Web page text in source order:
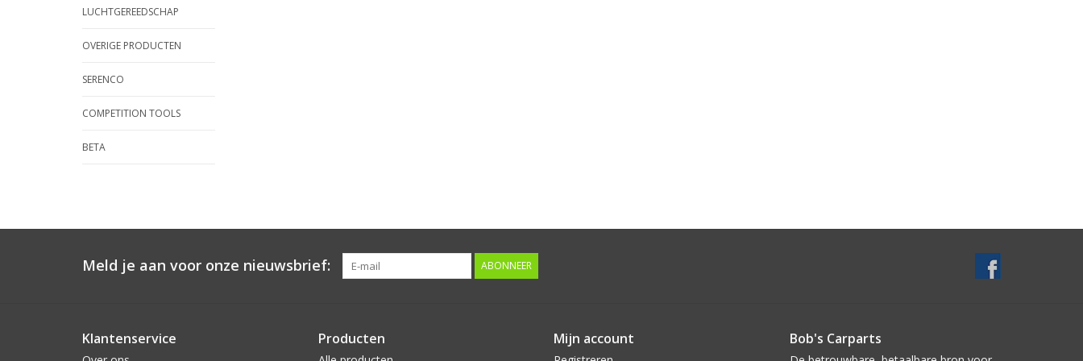
LUCHTGEREEDSCHAP
OVERIGE PRODUCTEN
SERENCO
COMPETITION TOOLS
BETA
Meld je aan voor onze nieuwsbrief: ABONNEER
Klantenservice Producten Mijn account Bob's Carparts